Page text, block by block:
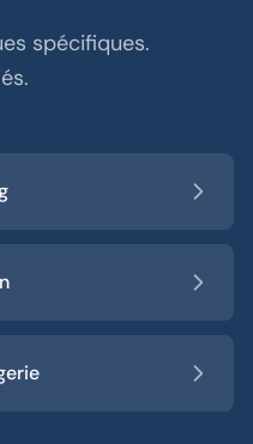
spécifiques.